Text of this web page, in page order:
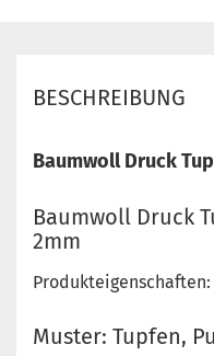
BESCHREIBUNG
Baumwoll Druck
Baumwoll Druck
2mm
Produkteigenschaften:
Muster: Tupfen,